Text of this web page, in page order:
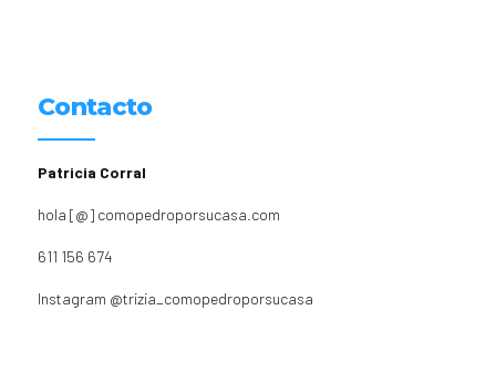
Contacto
Patricia Corral
hola [@] comopedroporsucasa.com
611 156 674
Instagram @trizia_comopedroporsucasa